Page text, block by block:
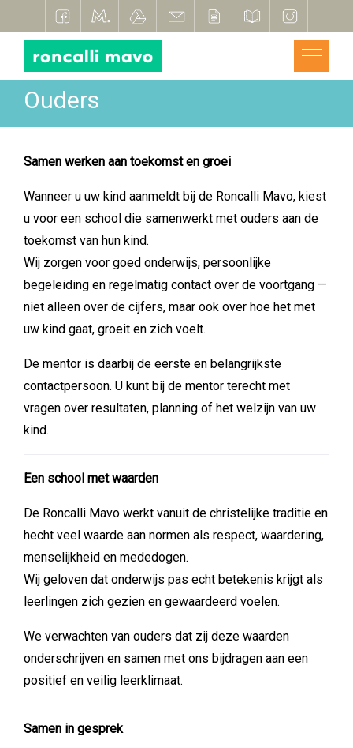
Ouders
Samen werken aan toekomst en groei
Wanneer u uw kind aanmeldt bij de Roncalli Mavo, kiest
u voor een school die samenwerkt met ouders aan de
toekomst van hun kind.
Wij zorgen voor goed onderwijs, persoonlijke
begeleiding en regelmatig contact over de voortgang —
niet alleen over de cijfers, maar ook over hoe het met
uw kind gaat, groeit en zich voelt.
De mentor is daarbij de eerste en belangrijkste
contactpersoon. U kunt bij de mentor terecht met
vragen over resultaten, planning of het welzijn van uw
kind.
Een school met waarden
De Roncalli Mavo werkt vanuit de christelijke traditie en
hecht veel waarde aan normen als respect, waardering,
menselijkheid en mededogen.
Wij geloven dat onderwijs pas echt betekenis krijgt als
leerlingen zich gezien en gewaardeerd voelen.
We verwachten van ouders dat zij deze waarden
onderschrijven en samen met ons bijdragen aan een
positief en veilig leerklimaat.
Samen in gesprek